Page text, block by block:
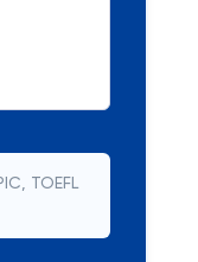
TOEFL